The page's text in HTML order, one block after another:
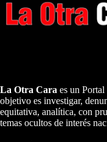
La Otra Cara es un
objetivo es investigar,
equitativa, analítica, con
temas ocultos de interés